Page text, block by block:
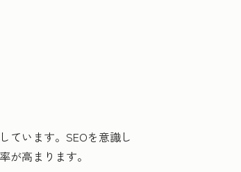
ています。SEOを意識し
高まります。